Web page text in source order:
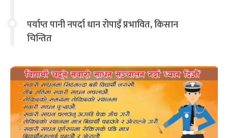
पर्याप्त पानी नपर्दा धान रोपाइँ प्रभावित, किसान
चिन्तित